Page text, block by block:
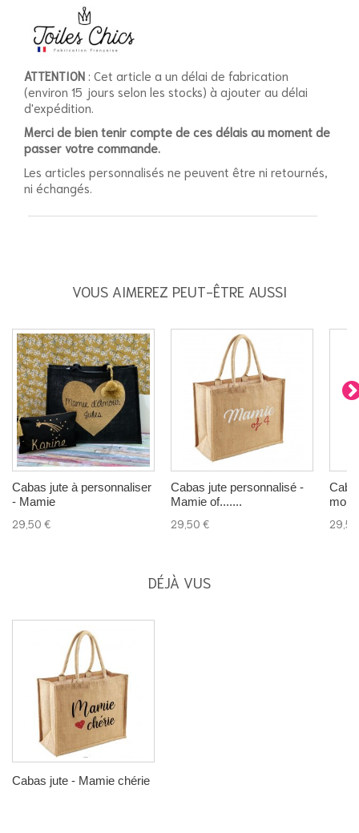
ATTENTION : Cet article a un délai de fabrication
(environ 15 jours selon les stocks) à ajouter au délai
d'expédition.
Merci de bien tenir compte de ces délais au moment de
passer votre commande.
Les articles personnalisés ne peuvent être ni retournés,
ni échangés.
VOUS AIMEREZ PEUT-ÊTRE AUSSI
Cabas jute à personnaliser
- Mamie
29,50 €
Cabas jute personnalisé -
Mamie of.......
29,50 €
mon
DÉJÀ VUS
Cabas jute - Mamie chérie